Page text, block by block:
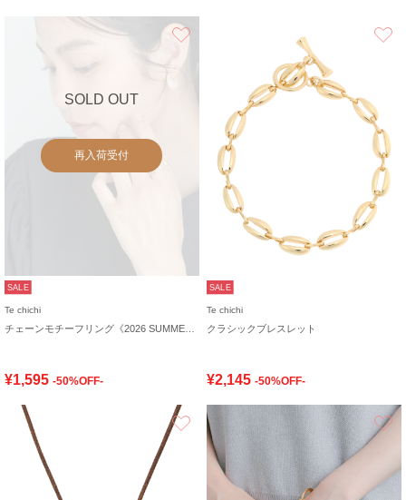
SOLD OUT
再入荷受付
SALE
Te chichi
¥1,595 -50%OFF-
SALE
Te chichi
クラシックブレスレット
¥2,145 -50%OFF-
お気に入り